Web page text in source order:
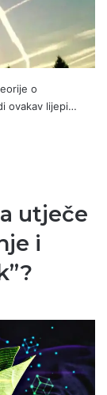
o
ovakav lijepi…
utječe
i